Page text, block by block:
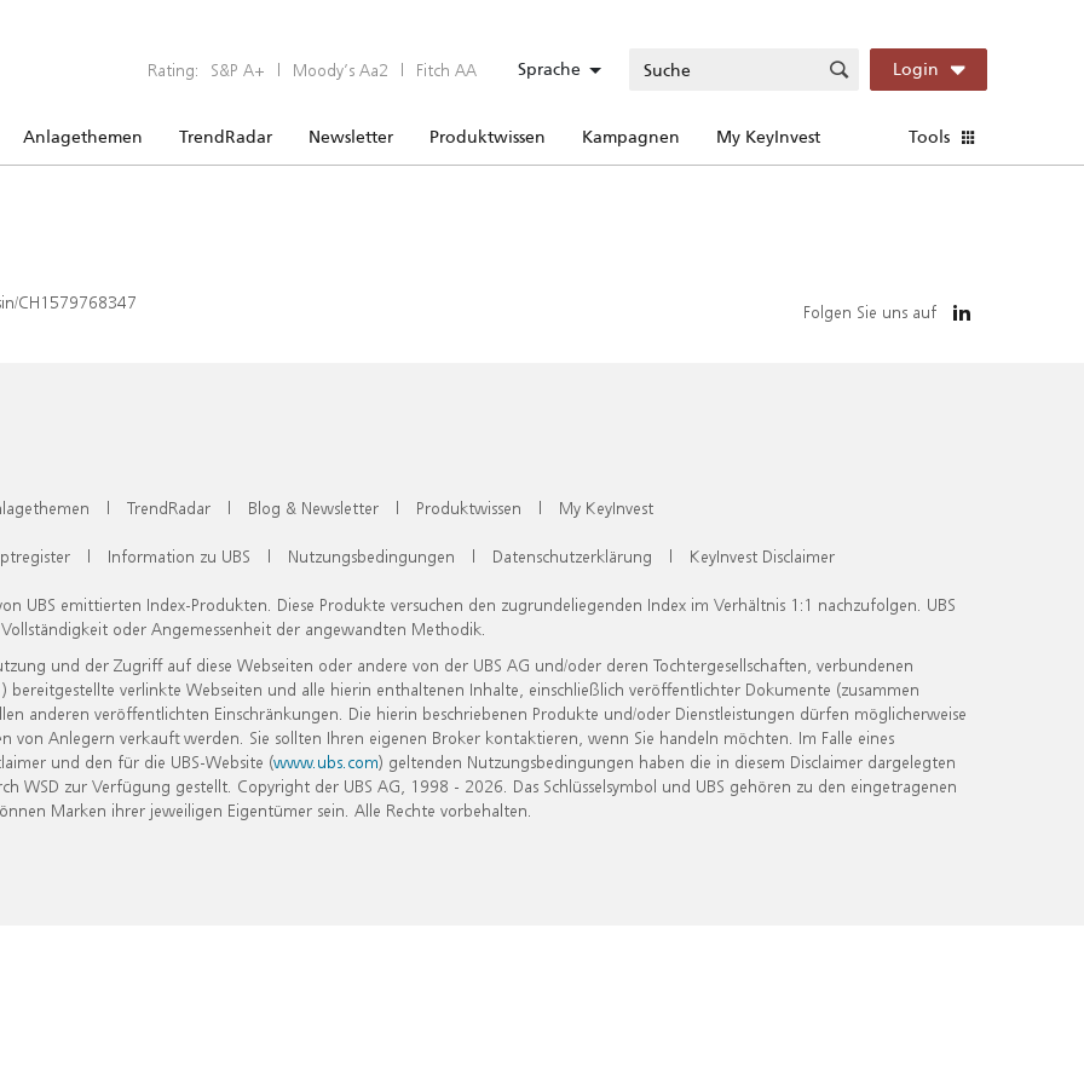
Rating: S&P A+ | Moody’s Aa2 | Fitch AA Sprache Login
Anlagethemen TrendRadar Newsletter Produktwissen Kampagnen My KeyInvest Tools
CH1579768347 Folgen Sie uns auf
| TrendRadar | Blog & Newsletter | Produktwissen | My KeyInvest
| Information zu UBS | Nutzungsbedingungen | Datenschutzerklärung | KeyInvest Disclaimer
UBS emittierten Index-Produkten. Diese Produkte versuchen den zugrundeliegenden Index im Verhältnis 1:1 nachzufolgen. UBS
oder Angemessenheit der angewandten Methodik.
und der Zugriff auf diese Webseiten oder andere von der UBS AG und/oder deren Tochtergesellschaften, verbundenen
verlinkte Webseiten und alle hierin enthaltenen Inhalte, einschließlich veröffentlichter Dokumente (zusammen
anderen veröffentlichten Einschränkungen. Die hierin beschriebenen Produkte und/oder Dienstleistungen dürfen möglicherweise
Anlegern verkauft werden. Sie sollten Ihren eigenen Broker kontaktieren, wenn Sie handeln möchten. Im Falle eines
und den für die UBS-Website (www.ubs.com) geltenden Nutzungsbedingungen haben die in diesem Disclaimer dargelegten
zur Verfügung gestellt. Copyright der UBS AG, 1998 - 2026. Das Schlüsselsymbol und UBS gehören zu den eingetragenen
Marken ihrer jeweiligen Eigentümer sein. Alle Rechte vorbehalten.